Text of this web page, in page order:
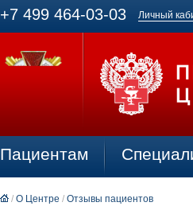
+7 499 464-03-03 Личный
Пациентам
/ О Центре / Отзывы пациентов